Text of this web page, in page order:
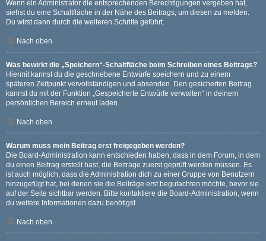
Wenn ein Administrator die entsprechenden Berechtigungen vergeben hat,
siehst du eine Schaltfläche in der Nähe des Beitrags, um diesen zu melden.
Du wirst dann durch die weiteren Schritte geführt.
Nach oben
Was bewirkt die „Speichern“-Schaltfläche beim Schreiben eines Beitrags?
Hiermit kannst du die geschriebene Entwürfe speichern und zu einem
späteren Zeitpunkt vervollständigen und absenden. Den gesicherten Beitrag
kannst du mit der Funktion „Gespeicherte Entwürfe verwalten“ in deinem
persönlichen Bereich erneut laden.
Nach oben
Warum muss mein Beitrag erst freigegeben werden?
Die Board-Administration kann entschieden haben, dass in dem Forum, in dem
du einen Beitrag erstellt hast, die Beiträge zuerst geprüft werden müssen. Es
ist auch möglich, dass die Administration dich zu einer Gruppe von Benutzern
hinzugefügt hat, bei denen sie die Beiträge erst begutachten möchte, bevor sie
auf der Seite sichtbar werden. Bitte kontaktiere die Board-Administration, wenn
du weitere Informationen dazu benötigst.
Nach oben